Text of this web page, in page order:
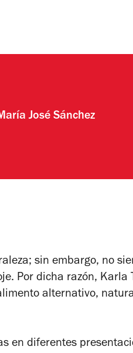
José Sánchez
sin embargo, no
Por dicha razón, Karla
alternativo,
en diferentes